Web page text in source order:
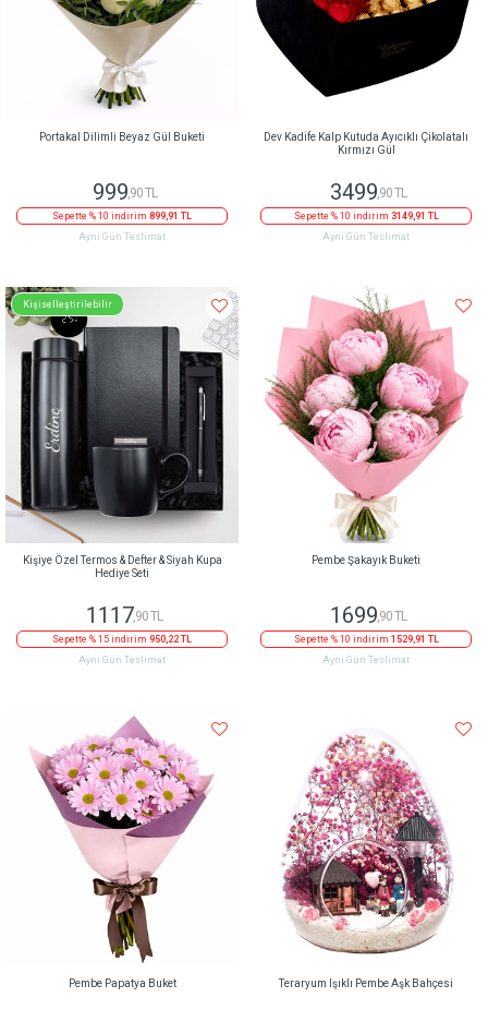
Portakal Dilimli Beyaz Gül Buketi
999,90 TL
Sepette % 10 indirim 899,91 TL
Aynı Gün Teslimat
Dev Kadife Kalp Kutuda Ayıcıklı Çikolatalı
Kırmızı Gül
3499 ,90 TL
Sepette % 10 indirim 3149,91 TL
Aynı Gün Teslimat
Kişiselleştirilebilir
Kişiye Özel Termos & Defter & Siyah Kupa
Hediye Seti
1117,90 TL
Sepette % 15 indirim 950,22 TL
Aynı Gün Teslimat
Pembe Şakayık Buketi
1699,90 TL
Sepette % 10 indirim 1529,91 TL
Aynı Gün Teslimat
Pembe Papatya Buket Teraryum Işıklı Pembe Aşk Bahçesi